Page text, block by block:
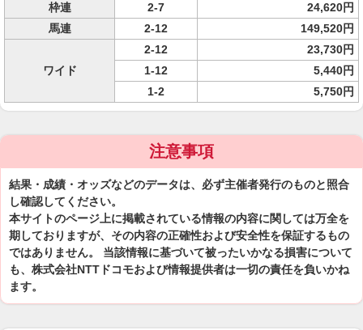
枠連
2-7
24,620円
馬連
2-12 149,520円
ワイド
2-12
23,730円
1-12
5,440円
1-2
5,750円
注意事項
結果・成績・オッズなどのデータは、必ず主催者発行のものと照合
し確認してください。
本サイトのページ上に掲載されている情報の内容に関しては万全を
期しておりますが、その内容の正確性および安全性を保証するもの
ではありません。 当該情報に基づいて被ったいかなる損害について
も、株式会社NTTドコモおよび情報提供者は一切の責任を負いかね
ます。